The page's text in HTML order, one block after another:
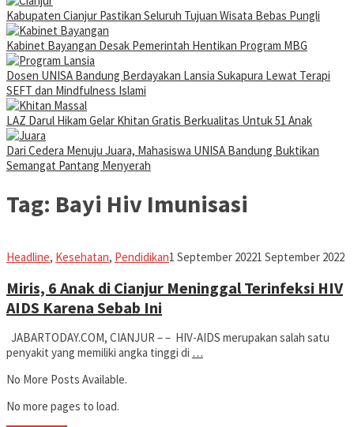
Kabupaten Cianjur Pastikan Seluruh Tujuan Wisata Bebas Pungli
Kabinet Bayangan Desak Pemerintah Hentikan Program MBG
Dosen UNISA Bandung Berdayakan Lansia Sukapura Lewat Terapi
SEFT dan Mindfulness Islami
LAZ Darul Hikam Gelar Khitan Gratis Berkualitas Untuk 51 Anak
Dari Cedera Menuju Juara, Mahasiswa UNISA Bandung Buktikan
Semangat Pantang Menyerah
Tag: Bayi Hiv Imunisasi
Headline, Kesehatan, PendidikanIman
1 September 20221 September 2022
Miris, 6 Anak di Cianjur Meninggal Terinfeksi HIV
AIDS Karena Sebab Ini
JABARTODAY.COM, CIANJUR – – HIV-AIDS merupakan salah satu
penyakit yang memiliki angka tinggi di …
No More Posts Available.
No more pages to load.